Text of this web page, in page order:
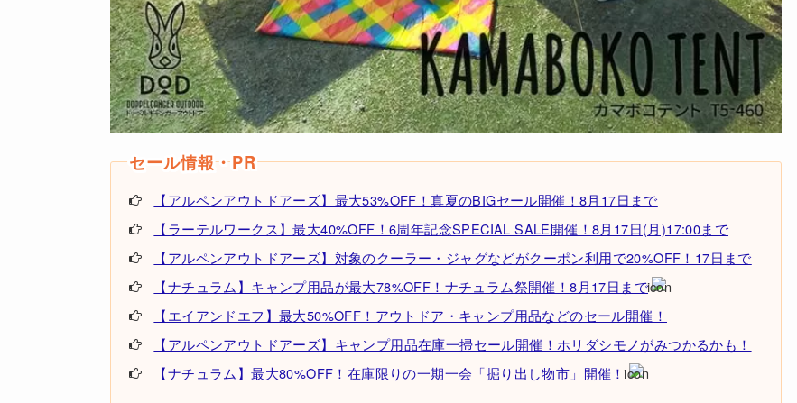
【アルペンアウトドアーズ】最大53%OFF！真夏のBIGセール開催！8月17日まで
【ラーテルワークス】最大40%OFF！6周年記念SPECIAL SALE開催！8月17日(月)17:00まで
【アルペンアウトドアーズ】対象のクーラー・ジャグなどがクーポン利用で20%OFF！17日まで
【ナチュラム】キャンプ用品が最大78%OFF！ナチュラム祭開催！8月17日まで
【エイアンドエフ】最大50%OFF！アウトドア・キャンプ用品などのセール開催！
【アルペンアウトドアーズ】キャンプ用品在庫一掃セール開催！ホリダシモノがみつかるかも！
【ナチュラム】最大80%OFF！在庫限りの一期一会「掘り出し物市」開催！